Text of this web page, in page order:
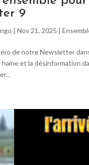
9
|Nov 21, 2025 |
de notre Newsletter
et la désinformation